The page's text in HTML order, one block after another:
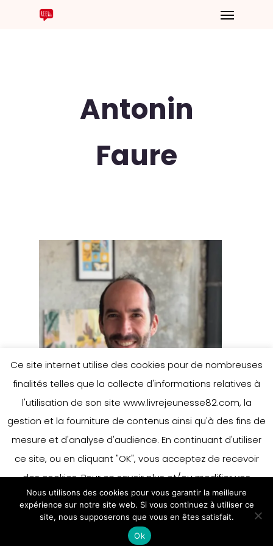
Antonin
Faure
Ce site internet utilise des cookies pour de nombreuses
finalités telles que la collecte d'informations relatives à
l'utilisation de son site www.livrejeunesse82.com, la
gestion et la fourniture de contenus ainsi qu'à des fins de
mesure et d'analyse d'audience. En continuant d'utiliser
ce site, ou en cliquant "OK", vous acceptez de recevoir
des cookies. Pour en savoir plus et/ou modifier vos
préférences en matière de cookies, merci de vous référer
à notre politique sur les cookies.
Accepter
En savoir plus
Nous utilisons des cookies pour vous garantir la meilleure
expérience sur notre site web. Si vous continuez à utiliser ce
site, nous supposerons que vous en êtes satisfait.
Ok